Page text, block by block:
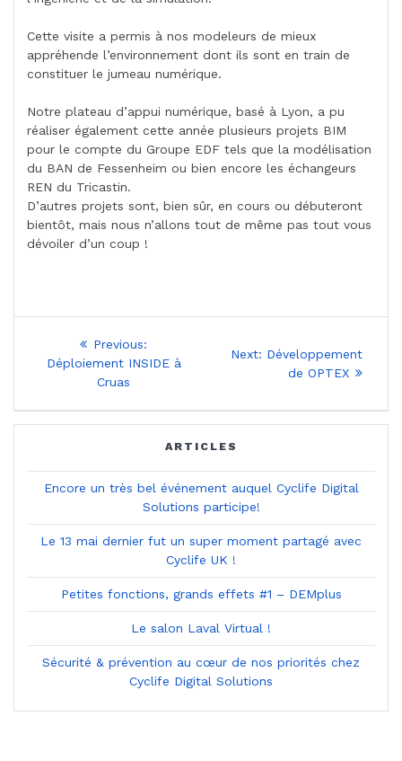
Cette visite a permis à nos modeleurs de mieux
appréhende l’environnement dont ils sont en train de
constituer le jumeau numérique.
Notre plateau d’appui numérique, basé à Lyon, a pu
réaliser également cette année plusieurs projets BIM
pour le compte du Groupe EDF tels que la modélisation
du BAN de Fessenheim ou bien encore les échangeurs
REN du Tricastin.
D’autres projets sont, bien sûr, en cours ou débuteront
bientôt, mais nous n’allons tout de même pas tout vous
dévoiler d’un coup !
Navigation
l’article
Previous:
post:
Déploiement INSIDE à
Cruas
Next: Next
post:
Développement
de OPTEX
ARTICLES
Encore un très bel événement auquel Cyclife Digital
Solutions participe!
Le 13 mai dernier fut un super moment partagé avec
Cyclife UK !
Petites fonctions, grands effets #1 – DEMplus
Le salon Laval Virtual !
Sécurité & prévention au cœur de nos priorités chez
Cyclife Digital Solutions